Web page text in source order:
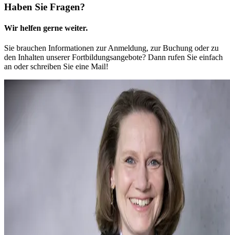
Haben Sie Fragen?
Wir helfen gerne weiter.
Sie brauchen Informationen zur Anmeldung, zur Buchung oder zu
den Inhalten unserer Fortbildungsangebote? Dann rufen Sie einfach
an oder schreiben Sie eine Mail!